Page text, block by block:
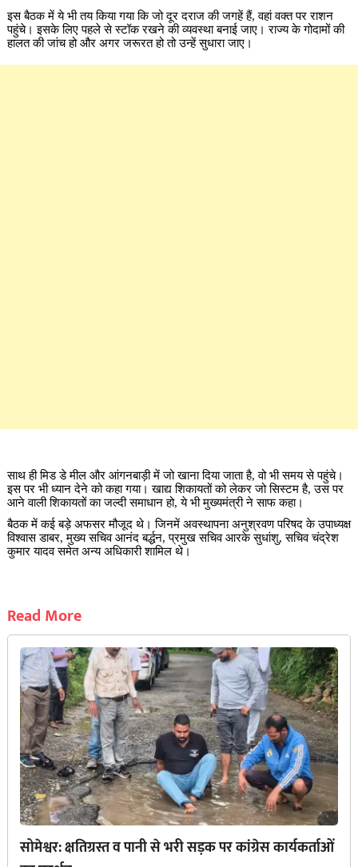
इस बैठक में ये भी तय किया गया कि जो दूर दराज की जगहें हैं, वहां वक्त पर राशन
पहुंचे। इसके लिए पहले से स्टॉक रखने की व्यवस्था बनाई जाए। राज्य के गोदामों की
हालत की जांच हो और अगर जरूरत हो तो उन्हें सुधारा जाए।
साथ ही मिड डे मील और आंगनबाड़ी में जो खाना दिया जाता है, वो भी समय से पहुंचे।
इस पर भी ध्यान देने को कहा गया। खाद्य शिकायतों को लेकर जो सिस्टम है, उस पर
आने वाली शिकायतों का जल्दी समाधान हो, ये भी मुख्यमंत्री ने साफ कहा।
बैठक में कई बड़े अफसर मौजूद थे। जिनमें अवस्थापना अनुश्रवण परिषद के उपाध्यक्ष
विश्वास डाबर, मुख्य सचिव आनंद बर्द्धन, प्रमुख सचिव आरके सुधांशु, सचिव चंद्रेश
कुमार यादव समेत अन्य अधिकारी शामिल थे।
Read More
सोमेश्वर: क्षतिग्रस्त व पानी से भरी सड़क पर कांग्रेस कार्यकर्ताओं